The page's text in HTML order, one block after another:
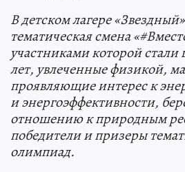
В детском лагере
тематическая смена
участниками которой
лет, увлеченные физикой,
проявляющие интерес к
и энергоэффективности,
отношению к природным
победители и призеры
олимпиад.